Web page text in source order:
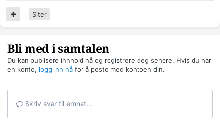
Siter
Bli med i samtalen
Du kan publisere innhold nå og registrere deg senere. Hvis du har
en konto, logg inn nå for å poste med kontoen din.
Skriv svar til emnet...